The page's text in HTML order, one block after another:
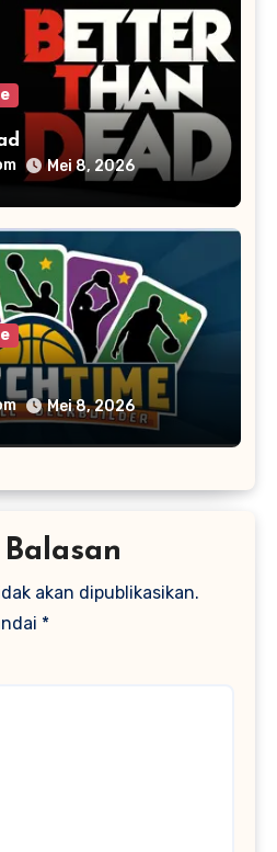
Mei 8, 2026
Mei 8, 2026
akan dipublikasikan.
*